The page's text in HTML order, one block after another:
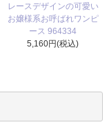
レースデザインの可愛い
お嬢様系お呼ばれワンピ
ース 964334
5,160円(税込)